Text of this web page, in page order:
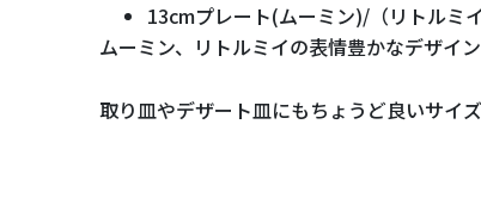
13cmプレート(ムーミン)/ （リトル
ムーミン、リトルミイの表情豊かなデザイン
取り皿やデザート皿にもちょうど良いサイ